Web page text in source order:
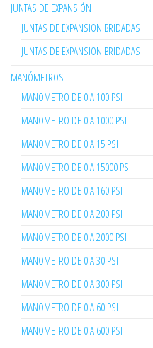
JUNTAS DE EXPANSIÓN
JUNTAS DE EXPANSION BRIDADAS
JUNTAS DE EXPANSION BRIDADAS
MANÓMETROS
MANOMETRO DE 0 A 100 PSI
MANOMETRO DE 0 A 1000 PSI
MANOMETRO DE 0 A 15 PSI
MANOMETRO DE 0 A 15000 PS
MANOMETRO DE 0 A 160 PSI
MANOMETRO DE 0 A 200 PSI
MANOMETRO DE 0 A 2000 PSI
MANOMETRO DE 0 A 30 PSI
MANOMETRO DE 0 A 300 PSI
MANOMETRO DE 0 A 60 PSI
MANOMETRO DE 0 A 600 PSI